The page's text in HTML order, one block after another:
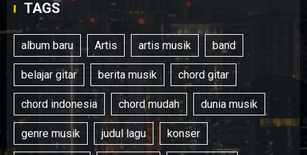
TAGS
album baru Artis artis musik band
belajar gitar berita musik chord gitar
chord indonesia chord mudah dunia musik
genre musik judul lagu konser